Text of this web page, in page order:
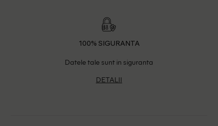
100% SIGURANTA
Datele tale sunt in siguranta
DETALII